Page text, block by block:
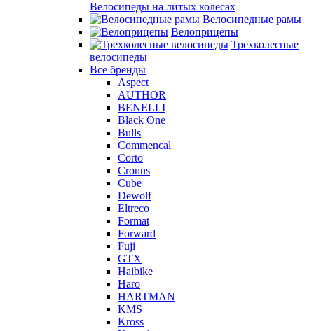
Велосипеды на литых колесах
Велосипедные рамы
Велоприцепы
Трехколесные
велосипеды
Все бренды
Aspect
AUTHOR
BENELLI
Black One
Bulls
Commencal
Corto
Cronus
Cube
Dewolf
Eltreco
Format
Forward
Fuji
GTX
Haibike
Haro
HARTMAN
KMS
Kross